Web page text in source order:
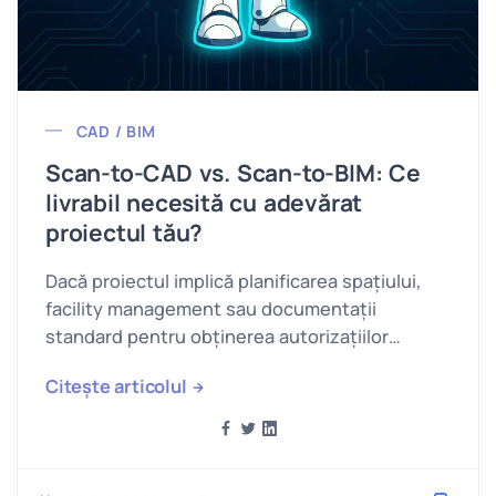
CAD / BIM
Scan-to-CAD vs. Scan-to-BIM: Ce
livrabil necesită cu adevărat
proiectul tău?
Dacă proiectul implică planificarea spațiului,
facility management sau documentații
standard pentru obținerea autorizațiilor
Citește articolul